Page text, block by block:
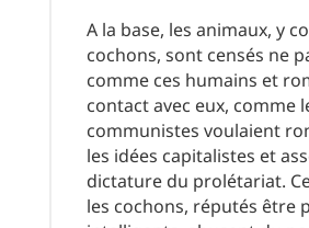
A la base, les animaux, y
cochons, sont censés ne
comme ces humains et
contact avec eux, comme
communistes voulaient
les idées capitalistes et
dictature du prolétariat.
les cochons, réputés être